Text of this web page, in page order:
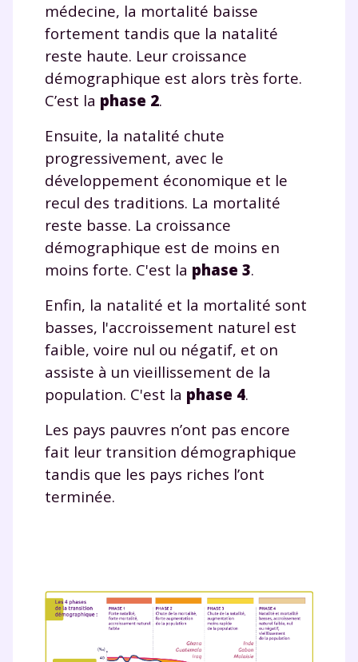
médecine, la mortalité baisse
fortement tandis que la natalité
reste haute. Leur croissance
démographique est alors très forte.
C’est la phase 2.
Ensuite, la natalité chute
progressivement, avec le
développement économique et le
recul des traditions. La mortalité
reste basse. La croissance
démographique est de moins en
moins forte. C'est la phase 3.
Enfin, la natalité et la mortalité sont
basses, l'accroissement naturel est
faible, voire nul ou négatif, et on
assiste à un vieillissement de la
population. C'est la phase 4.
Les pays pauvres n’ont pas encore
fait leur transition démographique
tandis que les pays riches l’ont
terminée.
Envie de progresser
et de réussir votre
année scolaire ?
Testez gratuitement
pendant 24h notre
plateforme de soutien
scolaire !
Fiches de cours et vidéos ,exercices
corrigés,podcasts de révisions
Un
espace dédié aux parents
pour
suivre les progrès
Tout le programme scolaire du CP à